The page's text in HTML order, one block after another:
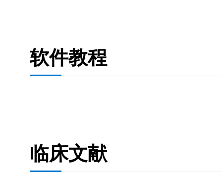
软件教程
临床文献